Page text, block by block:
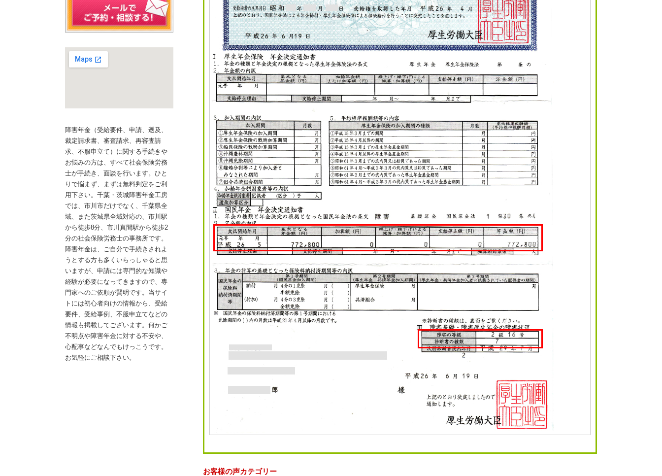
お客様の声カテゴリー
障害年金（受給要件、申請、遡及、
裁定請求書、審査請求、再審査請
求、不服申立て）に関する手続きや
お悩みの方は、すべて社会保険労務
士が手続き、面談を行います。ひと
りで悩まず、まずは無料判定をご利
用下さい。千葉・茨城障害年金工房
では、市川市だけでなく、千葉県全
域、また茨城県全域対応の、市川駅
から徒歩8分、市川真間駅から徒歩2
分の社会保険労務士の事務所です。
障害年金は、ご自分で手続きされよ
うとする方も多くいらっしゃると思
いますが、申請には専門的な知識や
経験が必要になってきますので、専
門家へのご依頼が賢明です。当サイ
トには初心者向けの情報から、受給
要件、受給事例、不服申立てなどの
情報も掲載してございます。何かご
不明点や障害年金に対する不安や、
心配事などなんでもけっこうです。
お気軽にご相談下さい。